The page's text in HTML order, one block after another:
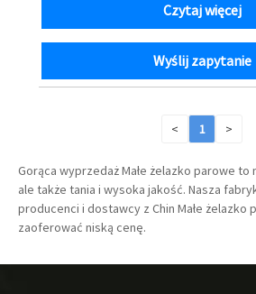
Czytaj więcej
Wyślij zapytanie
< 1 >
Gorąca wyprzedaż Małe żelazko parowe
ale także tania i wysoka jakość. Nasza
producenci i dostawcy z Chin Małe żelazko
zaoferować niską cenę.